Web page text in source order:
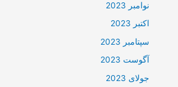
نوامبر 2023
اکتبر 2023
سپتامبر 2023
آگوست 2023
جولای 2023